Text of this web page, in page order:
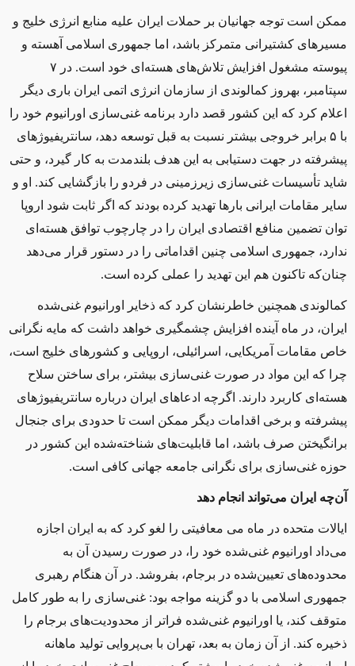
ممکن است توجه جهانیان بر حملات ایران علیه منابع انرژی خلیج و
مسیرهای کشتیرانی متمرکز باشد، اما جمهوری اسلامی آهسته و
پیوسته مشغول افزایش تلاش‌های هسته‌ای خود است. در ۷
سپتامبر، بهروز کمالوندی از سازمان انرژی اتمی ایران باری دیگر
اعلام کرد که این کشور قصد دارد برنامه غنی‌سازی اورانیوم خود را
با ۵ برابر خروجی بیشتر نسبت به قبل توسعه دهد، سانتریفیوژهای
پیشرفته در جهت دستیابی به این هدف بلندمدت به کار گیرد، و حتی
شاید تأسیسات غنی‌سازی زیرزمینی در فردو را بازگشایی کند. او و
سایر مقامات ایرانی بارها تهدید كرده‌ بودند كه اگر ثابت شود اروپا
توان تضمین منافع اقتصادی ایران را در چارچوب توافق هسته‌ای
ندارد، جمهوری اسلامی چنین اقداماتی را در دستور قرار می‌دهد
چنان‌که تاكنون هم این تهدید را عملی کرده است.
کمالوندی همچنین خاطرنشان کرد که ذخایر اورانیوم غنی‌شده
ایران، در ماه آینده افزایش چشمگیری خواهد داشت که مایه نگرانی
خاص مقامات آمریکایی، اسرائیلی، اروپایی و کشورهای خلیج است،
چرا که این مواد در صورت غنی‌سازی بیشتر، برای ساختن سلاح
هسته‌ای کاربرد دارند. اگرچه ادعاهای ایران درباره سانتریفیوژهای
پیشرفته و برخی اقدامات دیگر ممکن است تا حدودی برای جنجال
برانگیختن صرف باشد، اما قابلیت‌های شناخته‌شده این کشور در
حوزه غنی‌سازی برای نگرانی جامعه جهانی کافی است.
آن‌چه ایران می‌تواند انجام دهد
ایالات متحده در ماه می معافیتی را لغو کرد که به ایران اجازه
می‌داد اورانیوم غنی‌شده خود را، در صورت رسیدن آن به
محدوده‌های تعیین‌شده در برجام، بفروشد. در آن هنگام رهبری
جمهوری اسلامی با دو گزینه مواجه بود: غنی‌سازی را به طور کامل
متوقف کند، یا اورانیوم غنی‌شده فراتر از محدودیت‌های برجام را
ذخیره کند. از آن زمان به بعد، تهران با بی‌پروایی تولید ماهانه